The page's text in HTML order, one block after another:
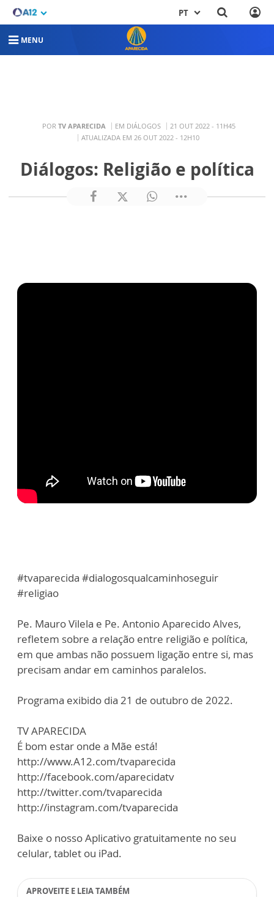
PT
MENU
POR TV APARECIDA EM DIÁLOGOS
21 OUT 2022 - 11H45
ATUALIZADA EM 26 OUT 2022 - 12H10
Diálogos: Religião e política
#tvaparecida #dialogosqualcaminhoseguir
#religiao
Pe. Mauro Vilela e Pe. Antonio Aparecido Alves,
refletem sobre a relação entre religião e política,
em que ambas não possuem ligação entre si, mas
precisam andar em caminhos paralelos.
Programa exibido dia 21 de outubro de 2022.
TV APARECIDA
É bom estar onde a Mãe está!
http://www.A12.com/tvaparecida
http://facebook.com/aparecidatv
http://twitter.com/tvaparecida
http://instagram.com/tvaparecida
Baixe o nosso Aplicativo gratuitamente no seu
celular, tablet ou iPad.
APROVEITE E LEIA TAMBÉM